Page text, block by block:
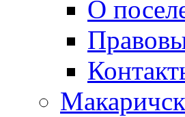
О